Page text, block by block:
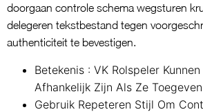
doorgaan controle schema wegsturen
delegeren tekstbestand tegen
authenticiteit te bevestigen.
Betekenis : VK Rolspeler Kunnen
Afhankelijk Zijn Als Ze
Gebruik Repeteren Stijl Om